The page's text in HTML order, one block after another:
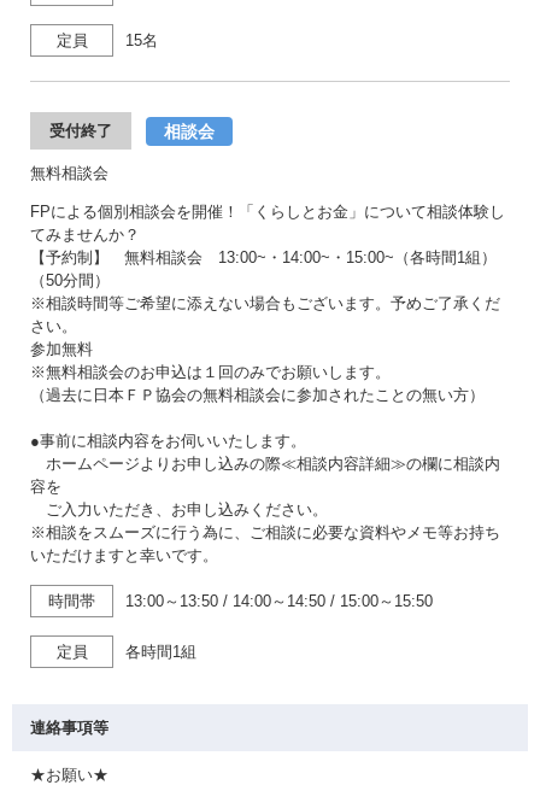
定員 15名
受付終了 相談会
無料相談会
FPによる個別相談会を開催！「くらしとお金」について相談体験し
てみませんか？
【予約制】 無料相談会 13:00~・14:00~・15:00~（各時間1組）
（50分間）
※相談時間等ご希望に添えない場合もございます。予めご了承くだ
さい。
参加無料
※無料相談会のお申込は１回のみでお願いします。
（過去に日本ＦＰ協会の無料相談会に参加されたことの無い方）
●事前に相談内容をお伺いいたします。
ホームページよりお申し込みの際≪相談内容詳細≫の欄に相談内
容を
ご入力いただき、お申し込みください。
※相談をスムーズに行う為に、ご相談に必要な資料やメモ等お持ち
いただけますと幸いです。
時間帯 13:00～13:50 / 14:00～14:50 / 15:00～15:50
定員 各時間1組
連絡事項等
★お願い★